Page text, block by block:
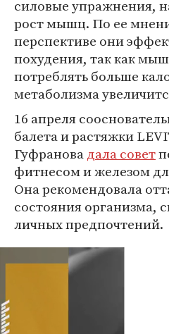
силовые упражнения,
рост мышц. По ее
перспективе они
похудения, так как
потреблять больше
метаболизма
16 апреля
балета и растяжки
Гуфрановадала совет
фитнесом и железом
Она рекомендовала
состояния организма,
личных предпочтений.